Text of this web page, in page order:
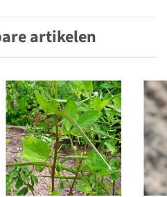
artikelen